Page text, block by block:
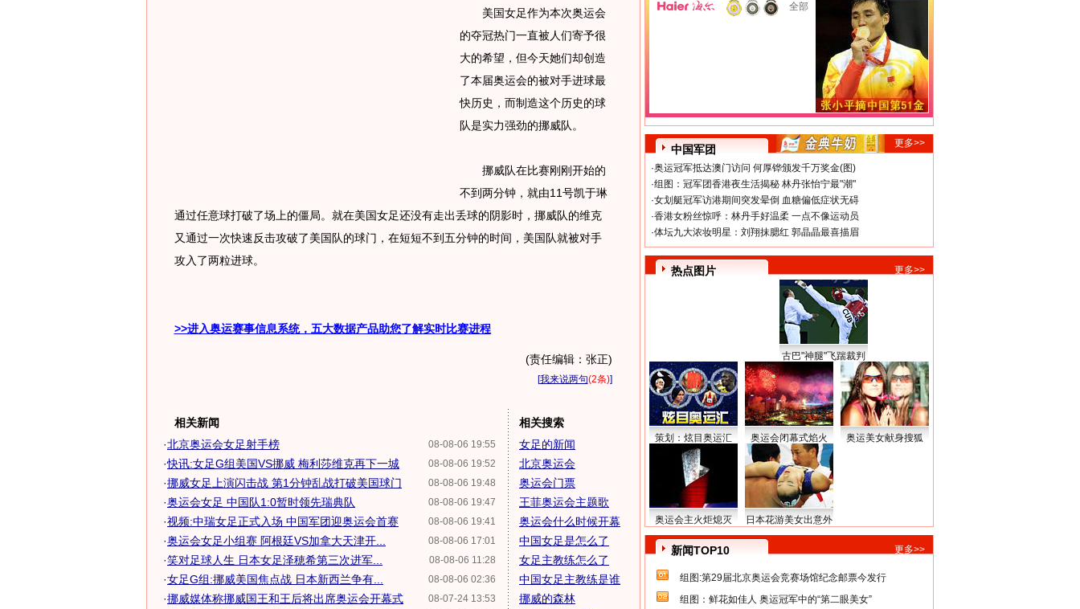
美国女足作为本次奥运会
的夺冠热门一直被人们寄予很
大的希望，但今天她们却创造
了本届奥运会的被对手进球最
快历史，而制造这个历史的球
队是实力强劲的挪威队。
挪威队在比赛刚刚开始的
不到两分钟，就由11号凯于琳
通过任意球打破了场上的僵局。就在美国女足还没有走出丢球的阴影时，挪威队的维克
又通过一次快速反击攻破了美国队的球门，在短短不到五分钟的时间，美国队就被对手
攻入了两粒进球。
>>进入奥运赛事信息系统，五大数据产品助您了解实时比赛进程
(责任编辑：张正)
[我来说两句(2条)]
相关新闻
08-08-06 19:55
·北京奥运会女足射手榜
08-08-06 19:52
·快讯:女足G组美国VS挪威 梅利莎维克再下一城
08-08-06 19:48
·挪威女足上演闪击战 第1分钟乱战打破美国球门
08-08-06 19:47
·奥运会女足 中国队1:0暂时领先瑞典队
08-08-06 19:41
·视频:中瑞女足正式入场 中国军团迎奥运会首赛
08-08-06 17:01
·奥运会女足小组赛 阿根廷VS加拿大天津开...
08-08-06 11:28
·笑对足球人生 日本女足泽穂希第三次进军...
08-08-06 02:36
·女足G组:挪威美国焦点战 日本新西兰争有...
08-07-24 13:53
·挪威媒体称挪威国王和王后将出席奥运会开幕式
相关搜索
女足的新闻
北京奥运会
奥运会门票
王菲奥运会主题歌
奥运会什么时候开幕
中国女足是怎么了
女足主教练怎么了
中国女足主教练是谁
挪威的森林
全部
中国军团
更多>>
·奥运冠军抵达澳门访问 何厚铧颁发千万奖金(图)
·组图：冠军团香港夜生活揭秘 林丹张怡宁最"潮"
·女划艇冠军访港期间突发晕倒 血糖偏低症状无碍
·香港女粉丝惊呼：林丹手好温柔 一点不像运动员
·体坛九大浓妆明星：刘翔抹腮红 郭晶晶最喜描眉
热点图片 更多>>
古巴"神腿"飞踹裁判
策划：炫目奥运汇 奥运会闭幕式焰火 奥运美女献身搜狐
奥运会主火炬熄灭 日本花游美女出意外
新闻TOP10 更多>>
组图:第29届北京奥运会竞赛场馆纪念邮票今发行
组图：鲜花如佳人 奥运冠军中的“第二眼美女”